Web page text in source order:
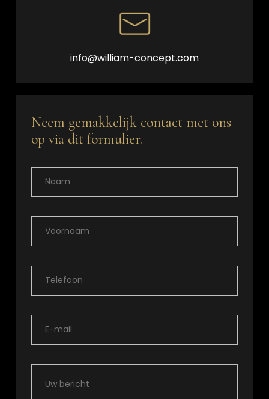
info@william-concept.com
Neem gemakkelijk contact met ons
op via dit formulier.